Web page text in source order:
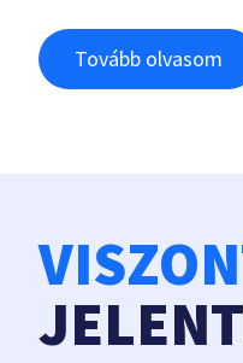
Tovább olvasom